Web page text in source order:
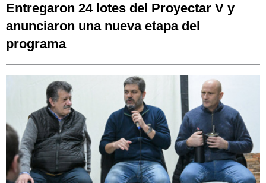
Entregaron 24 lotes del Proyectar V y
anunciaron una nueva etapa del
programa